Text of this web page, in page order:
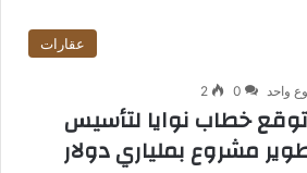
عقارات
واحد 0
2
خطاب نوايا لتأسيس
مشروع بملياري دولار